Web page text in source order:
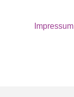
Impressum